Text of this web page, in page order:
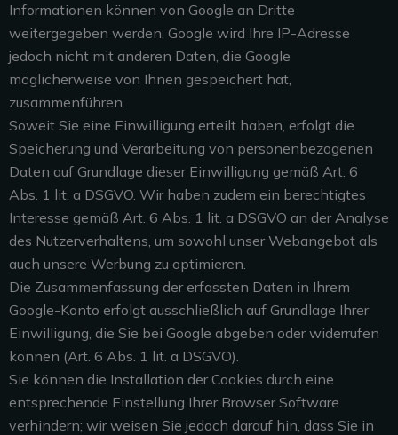
Informationen können von Google an Dritte
weitergegeben werden. Google wird Ihre IP-Adresse
jedoch nicht mit anderen Daten, die Google
möglicherweise von Ihnen gespeichert hat,
zusammenführen.
Soweit Sie eine Einwilligung erteilt haben, erfolgt die
Speicherung und Verarbeitung von personenbezogenen
Daten auf Grundlage dieser Einwilligung gemäß Art. 6
Abs. 1 lit. a DSGVO. Wir haben zudem ein berechtigtes
Interesse gemäß Art. 6 Abs. 1 lit. a DSGVO an der Analyse
des Nutzerverhaltens, um sowohl unser Webangebot als
auch unsere Werbung zu optimieren.
Die Zusammenfassung der erfassten Daten in Ihrem
Google-Konto erfolgt ausschließlich auf Grundlage Ihrer
Einwilligung, die Sie bei Google abgeben oder widerrufen
können (Art. 6 Abs. 1 lit. a DSGVO).
Sie können die Installation der Cookies durch eine
entsprechende Einstellung Ihrer Browser Software
verhindern; wir weisen Sie jedoch darauf hin, dass Sie in